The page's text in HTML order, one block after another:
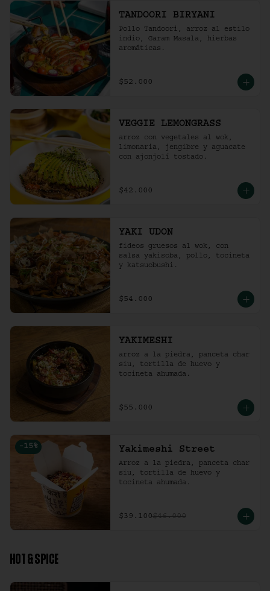
TANDOORI BIRYANI
Pollo Tandoori, arroz al estilo
indio, Garam Masala, hierbas
aromáticas.
$52.000
VEGGIE LEMONGRASS
arroz con vegetales al wok,
limonaria, jengibre y aguacate
con ajonjolí tostado.
$42.000
YAKI UDON
fideos gruesos al wok, con
salsa yakisoba, pollo, tocineta
y katsuobushi.
$54.000
YAKIMESHI
arroz a la piedra, panceta char
siu, tortilla de huevo y
tocineta ahumada.
$55.000
-15 % Yakimeshi Street
Arroz a la piedra, panceta char
siu, tortilla de huevo y
tocineta ahumada.
$39.100$46.000
HOT & SPICE